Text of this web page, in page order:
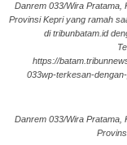
Danrem 033/Wira Pratama,
Provinsi Kepri yang ramah
di tribunbatam.id
https://
033wp-terkesan-
Danrem 033/Wira Pratama,